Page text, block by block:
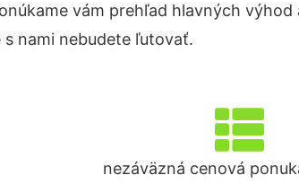
vám prehľad hlavných výhod
s nami nebudete ľutovať.
nezáväzná cenová